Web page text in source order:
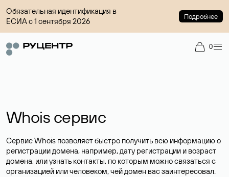
Обязательная идентификация в
ЕСИА с 1 сентября 2026
Подробнее
0
Whois сервис
Сервис Whois позволяет быстро получить всю информацию о
регистрации домена, например, дату регистрации и возраст
домена, или узнать контакты, по которым можно связаться с
организацией или человеком, чей домен вас заинтересовал.